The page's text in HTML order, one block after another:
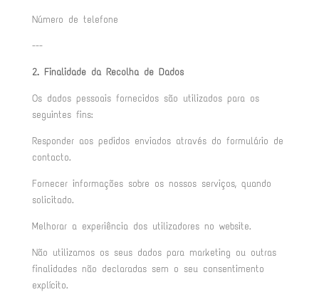
Número de telefone
---
2. Finalidade da Recolha de Dados
Os dados pessoais fornecidos são utilizados para os
seguintes fins:
Responder aos pedidos enviados através do formulário de
contacto.
Fornecer informações sobre os nossos serviços, quando
solicitado.
Melhorar a experiência dos utilizadores no website.
Não utilizamos os seus dados para marketing ou outras
finalidades não declaradas sem o seu consentimento
explícito.